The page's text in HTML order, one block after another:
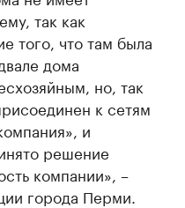
так как
того, что там была
дома
но, так
к сетям
и
решение
компании», –
города Перми.